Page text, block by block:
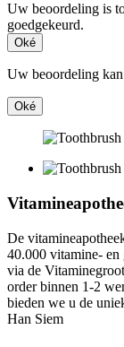
Uw beoordeling is
goedgekeurd.
Oké
Uw beoordeling
Oké
De
40.000 vitamine- en
via de
order binnen 1-2
bieden we u de
Han Siem